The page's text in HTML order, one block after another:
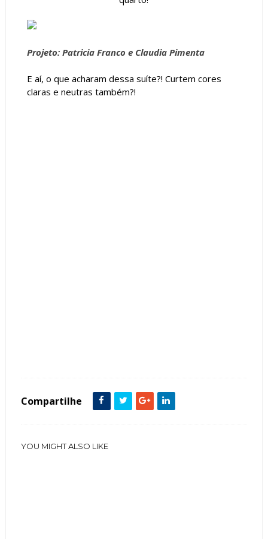
Projeto: Patricia Franco e Claudia Pimenta
E aí, o que acharam dessa suíte?! Curtem cores
claras e neutras também?!
Compartilhe
YOU MIGHT ALSO LIKE